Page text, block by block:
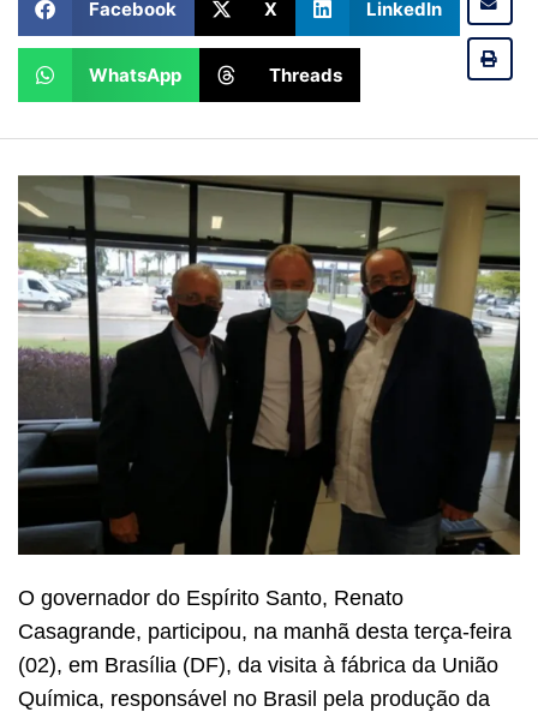
Facebook X LinkedIn
WhatsApp Threads
O governador do Espírito Santo, Renato
Casagrande, participou, na manhã desta terça-feira
(02), em Brasília (DF), da visita à fábrica da União
Química, responsável no Brasil pela produção da